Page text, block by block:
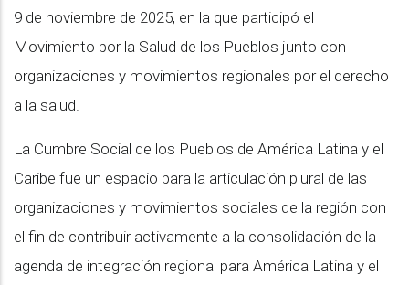
9 de noviembre de 2025, en la que participó el
Movimiento por la Salud de los Pueblos junto con
organizaciones y movimientos regionales por el derecho
a la salud.
La Cumbre Social de los Pueblos de América Latina y el
Caribe fue un espacio para la articulación plural de las
organizaciones y movimientos sociales de la región con
el fin de contribuir activamente a la consolidación de la
agenda de integración regional para América Latina y el